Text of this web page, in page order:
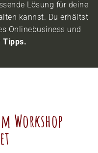
Lösung für deine
kannst. Du erhältst
Onlinebusiness und
Tipps.
Workshop